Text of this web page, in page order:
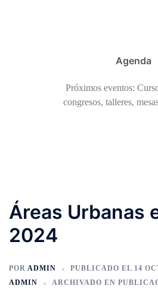
Agenda
Próximos eventos:
congresos, talleres,
Áreas Urbanas
2024
POR ADMIN PUBLICADO EL 14
ADMIN
ARCHIVADO EN